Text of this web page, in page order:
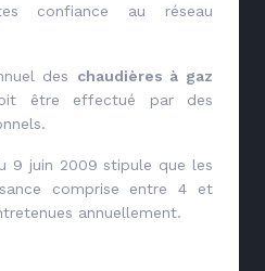
confiance au réseau
des chaudières à gaz
être effectué par des
9 juin 2009 stipule que les
comprise entre 4 et
annuellement.